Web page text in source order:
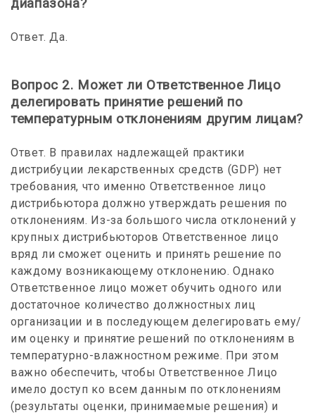
диапазона?
Ответ. Да.
Вопрос 2. Может ли Ответственное Лицо
делегировать принятие решений по
температурным отклонениям другим лицам?
Ответ. В правилах надлежащей практики
дистрибуции лекарственных средств (GDP) нет
требования, что именно Ответственное лицо
дистрибьютора должно утверждать решения по
отклонениям. Из-за большого числа отклонений у
крупных дистрибьюторов Ответственное лицо
вряд ли сможет оценить и принять решение по
каждому возникающему отклонению. Однако
Ответственное лицо может обучить одного или
достаточное количество должностных лиц
организации и в последующем делегировать ему/
им оценку и принятие решений по отклонениям в
температурно-влажностном режиме. При этом
важно обеспечить, чтобы Ответственное Лицо
имело доступ ко всем данным по отклонениям
(результаты оценки, принимаемые решения) и